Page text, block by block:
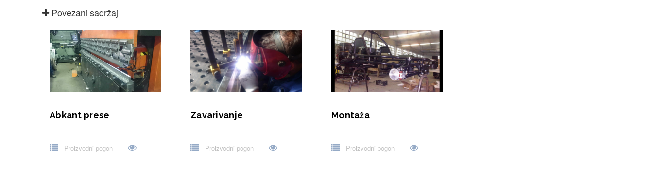
Abkant prese
Proizvodni pogon
Zavarivanje
Proizvodni pogon
Montaža
Proizvodni pogon
Komentari (0)